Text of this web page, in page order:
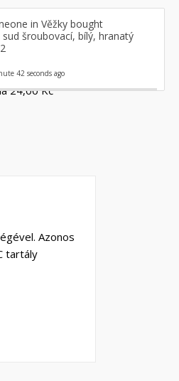
100.
24,00 Kč
Azonos
tartály
in Věžky bought
sud šroubovací, bílý, hranatý
42 seconds ago